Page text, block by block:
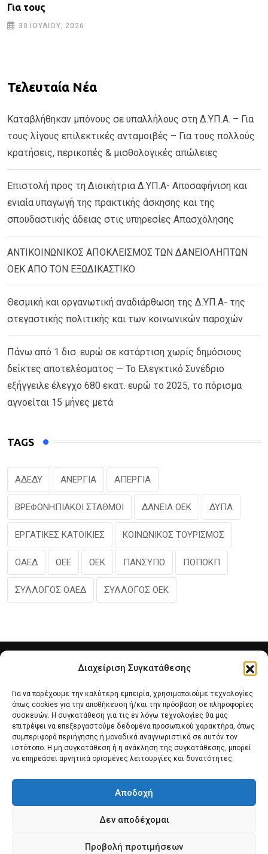
Διαχείριση Συγκατάθεσης
Για να παρέχουμε την καλύτερη εμπειρία, χρησιμοποιούμε τεχνολογίες
όπως cookies για την αποθήκευση ή/και την πρόσβαση σε πληροφορίες
συσκευών. Η συγκατάθεση για τις εν λόγω τεχνολογίες θα μας
επιτρέψει να επεξεργαστούμε δεδομένα προσωπικού χαρακτήρα, όπως
συμπεριφορά περιήγησης ή μοναδικά αναγνωριστικά σε αυτόν τον
ιστότοπο. Η μη συγκατάθεση ή η ανάκληση της συγκατάθεσης, μπορεί
να επηρεάσει αρνητικά ορισμένες λειτουργίες και δυνατότητες.
Αποδοχή
Δεν αποδέχομαι
Προβολή προτιμήσεων
Για τους
30 ΙΟΥΛΊΟΥ, 2026
Τελευταία Νέα
Καταβλήθηκαν μπόνους σε υπαλλήλους στη Δ.ΥΠ.Α. – Για
τους λίγους επιλεκτικές ανταμοιβές – Για τους πολλούς
κρατήσεις, περικοπές & μισθολογικές απώλειες
Επιστολή προς τη Διοικήτρια Δ.ΥΠ.Α- Αποσαφήνιση και
ενιαία υπαγωγή της πρακτικής άσκησης και της
σπουδαστικής άδειας στις υπηρεσίες Απασχόλησης
ΑΝΤΙΚΟΙΝΩΝΙΚΟΣ ΑΠΟΚΛΕΙΣΜΟΣ ΤΩΝ ΔΑΝΕΙΟΛΗΠΤΩΝ
ΟΕΚ ΑΠΟ ΤΟΝ ΕΞΩΔΙΚΑΣΤΙΚΟ
Θεσμική και οργανωτική αναδιάρθωση της Δ.ΥΠ.Α- της
στεγαστικής πολιτικής και των κοινωνικών παροχών
Πάνω από 1 δισ. ευρώ σε κατάρτιση χωρίς δημόσιους
δείκτες αποτελέσματος — Το Ελεγκτικό Συνέδριο
εξήγγειλε έλεγχο 680 εκατ. ευρώ το 2025, το πόρισμα
αγνοείται 15 μήνες μετά
TAGS
ΑΔΕΔΥ ΑΝΕΡΓΙΑ ΑΠΕΡΓΙΑ
ΒΡΕΦΟΝΗΠΙΑΚΟΙ ΣΤΑΘΜΟΙ ΔΑΝΕΙΑ ΟΕΚ ΔΥΠΑ
ΕΡΓΑΤΙΚΕΣ ΚΑΤΟΙΚΙΕΣ ΚΟΙΝΩΝΙΚΟΣ ΤΟΥΡΙΣΜΟΣ
ΟΑΕΔ ΟΕΕ ΟΕΚ ΠΑΝΣΥΠΟ ΠΟΠΟΚΠ
ΣΥΛΛΟΓΟΣ ΟΑΕΔ ΣΥΛΛΟΓΟΣ ΟΕΚ
Αρχική Νέα του Συλλόγου Θέματα e-Magazino
Πολιτική Cookies (ΕΕ)